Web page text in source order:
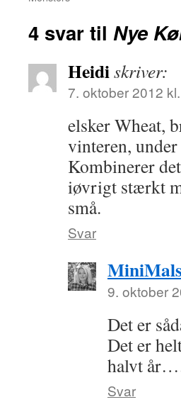
4 svar til Nye
Heidiskriver:
7. oktober 2012
elsker Wheat,
vinteren,
Kombinerer
iøvrigt stærkt
små.
Svar
9. oktober
Det er
Det er
halvt
Svar